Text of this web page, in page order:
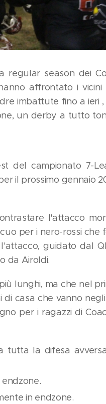
regular season dei
affrontato i vicini
imbattute fino a ieri
un derby a tutto
del campionato 7-
il prossimo gennaio
l'attacco
per i nero-rossi che
guidato dal
da Airoldi.
lunghi, ma che nel
casa che vanno
per i ragazzi di
tutta la difesa
in endzone.